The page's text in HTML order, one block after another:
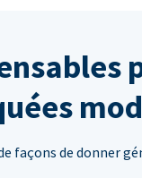
façons de donner